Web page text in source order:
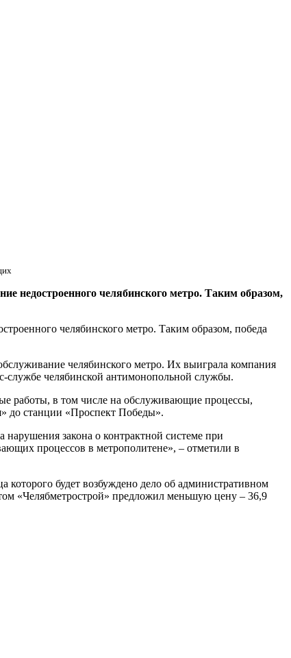
челябинского метро. Таким образом,
челябинского метро. Таким образом, победа
челябинского метро. Их выиграла компания
службе челябинской антимонопольной службы.
работы, в том числе на обслуживающие процессы,
до станции «Проспект Победы».
закона о контрактной системе при
процессов в метрополитене», – отметили в
которого будет возбуждено дело об административном
«Челябметрострой» предложил меньшую цену – 36,9